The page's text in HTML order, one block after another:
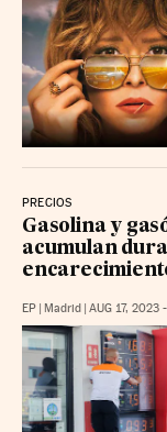
PRECIOS
Gasolina y
acumulan
EP Madrid AUG 17, 2023